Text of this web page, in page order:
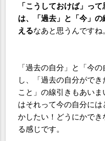
「こうしておけば」っ
は、「過去」と「今」
えるなあと思うんですね。
「過去の自分」と「今
し、「過去の自分がで
こと」の線引きもあい
はそれって今の自分に
かしたい！どうにかで
る感じです。